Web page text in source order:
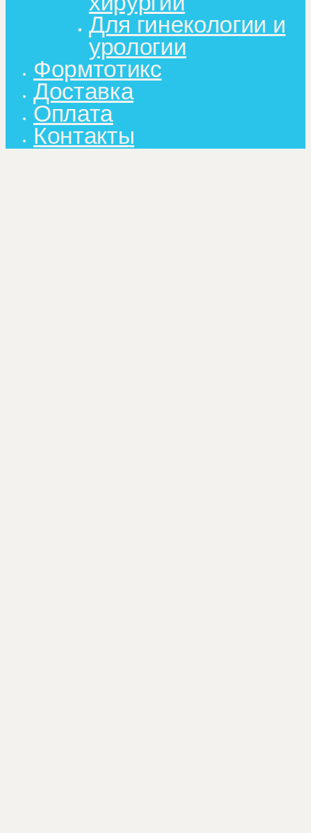
Для гинекологии и
урологии
Формтотикс
Доставка
Оплата
Контакты